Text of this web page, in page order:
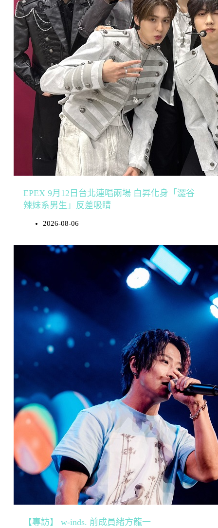
EPEX 9月12日台北連唱兩場 白昇化身「澀谷
辣妹系男生」反差吸睛
2026-08-06
【專訪】 w-inds. 前成員緒方龍一